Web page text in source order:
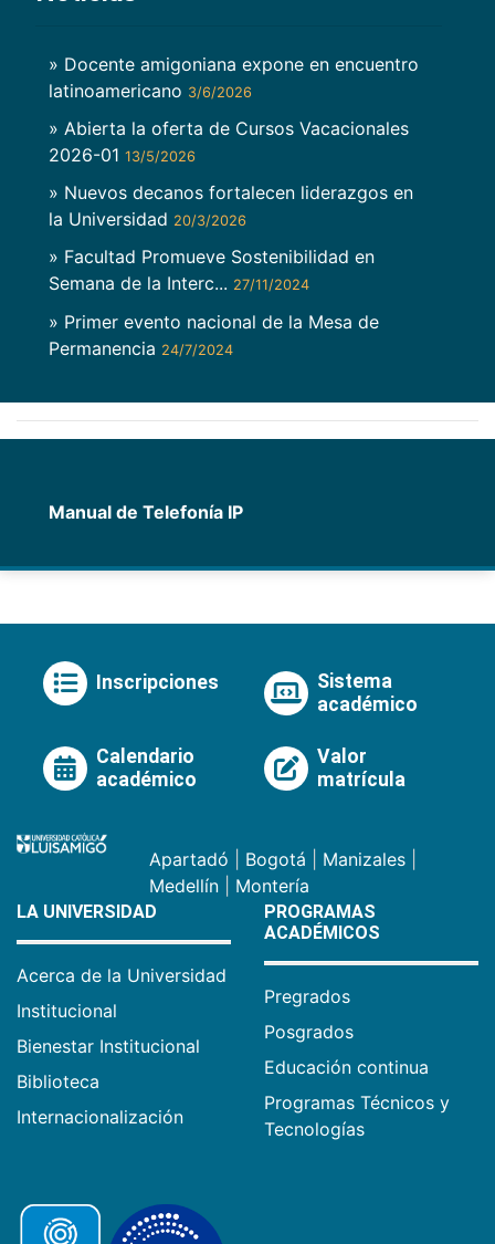
» Docente amigoniana expone en encuentro
latinoamericano 3/6/2026
» Abierta la oferta de Cursos Vacacionales
2026-01 13/5/2026
» Nuevos decanos fortalecen liderazgos en
la Universidad 20/3/2026
» Facultad Promueve Sostenibilidad en
Semana de la Interc... 27/11/2024
» Primer evento nacional de la Mesa de
Permanencia 24/7/2024
Manual de Telefonía IP
Inscripciones
Sistema
académico
Calendario
académico
Valor
matrícula
Apartadó Bogotá Manizales
Medellín
Montería
LA UNIVERSIDAD
Acerca de la Universidad
Institucional
Bienestar Institucional
Biblioteca
Internacionalización
PROGRAMAS
ACADÉMICOS
Pregrados
Posgrados
Educación continua
Programas Técnicos y
Tecnologías